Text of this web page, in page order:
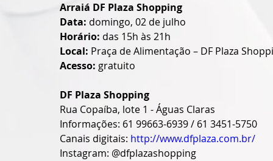
Arraiá DF Plaza Shopping
Data: domingo, 02 de julho
Horário: das 15h às 21h
Local: Praça de Alimentação – DF Plaza
Acesso: gratuito
DF Plaza Shopping
Rua Copaíba, lote 1 - Águas Claras
Informações: 61 99663-6939 / 61 3451-5750
Canais digitais: http://www.dfplaza.com.br/
Instagram: @dfplazashopping